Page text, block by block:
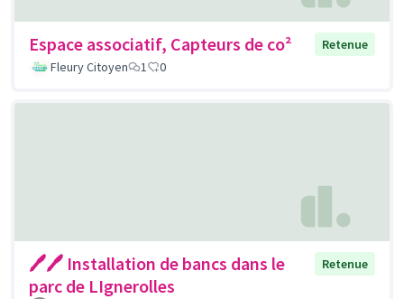
Espace associatif, Capteurs de co²
Retenue
Fleury Citoyen
1 0
🖊🖊 Installation de bancs dans le
parc de LIgnerolles
Retenue